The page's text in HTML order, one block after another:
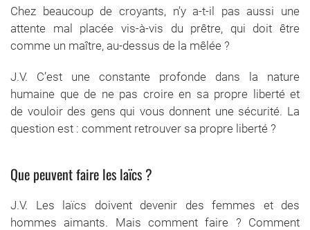
Chez beaucoup de croyants, n’y a-t-il pas aussi une
attente mal placée vis-à-vis du prêtre, qui doit être
comme un maître, au-dessus de la mêlée ?
J.V. C’est une constante profonde dans la nature
humaine que de ne pas croire en sa propre liberté et
de vouloir des gens qui vous donnent une sécurité. La
question est : comment retrouver sa propre liberté ?
Que peuvent faire les laïcs ?
J.V. Les laïcs doivent devenir des femmes et des
hommes aimants. Mais comment faire ? Comment